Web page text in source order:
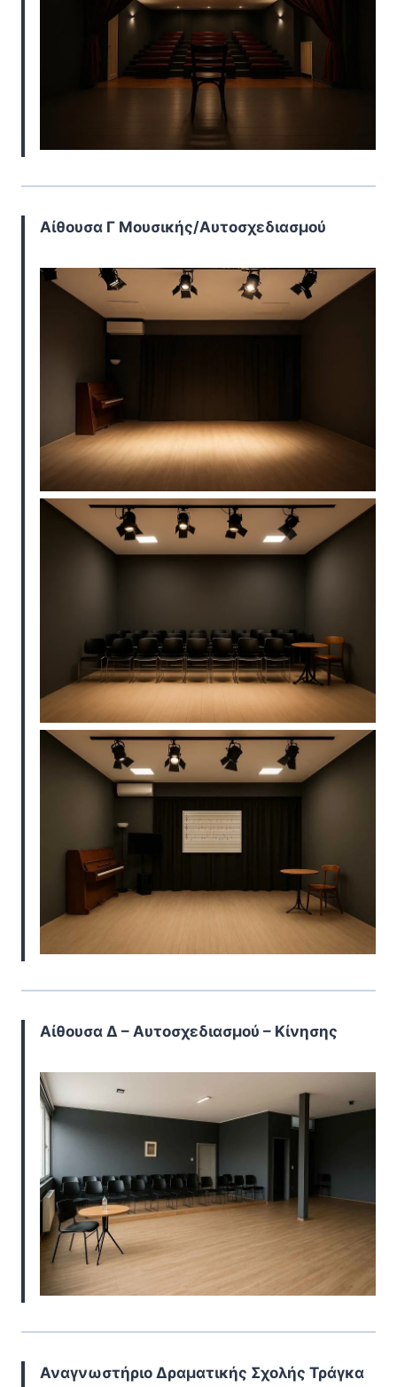
Αίθουσα Γ Μουσικής/Αυτοσχεδιασμού
Αίθουσα Δ – Αυτοσχεδιασμού – Κίνησης
Αναγνωστήριο Δραματικής Σχολής Τράγκα